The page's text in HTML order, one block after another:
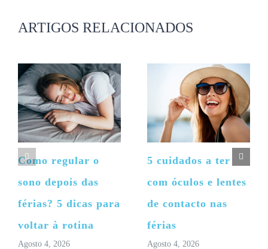
ARTIGOS RELACIONADOS
Como regular o
sono depois das
férias? 5 dicas para
voltar à rotina
Agosto 4, 2026
5 cuidados a ter
com óculos e lentes
de contacto nas
férias
Agosto 4, 2026